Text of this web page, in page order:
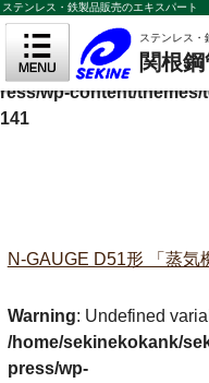
Warning
: Undefined
/home/sekinekokank/
ress/wp-content/
141
ステンレス・鉄製品販売のエキスパート
ステンレス・
関根
N-GAUGE D51形 「蒸気
Warning: Undefined
/home/sekinekokank/
press/wp-